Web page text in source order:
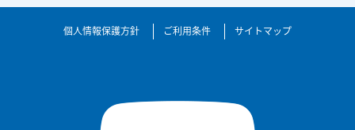
個人情報保護方針 ご利用条件 サイトマップ